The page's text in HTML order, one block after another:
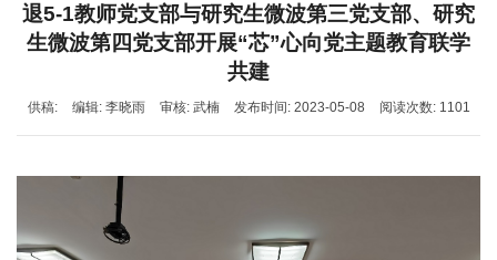
退5-1教师党支部与研究生微波第三党支部、研究
生微波第四党支部开展“芯”心向党主题教育联学
共建
供稿: 编辑: 李晓雨 审核: 武楠 发布时间: 2023-05-08 阅读次数: 1101